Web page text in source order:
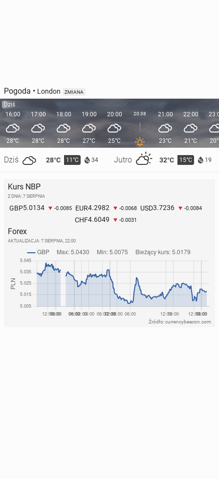
Pogoda • London ZMIANA
Dziś
16:00
28°C
Dziś 28°C 11°C 34 Jutro 32°C 15°C 19
17:00
28°C
18:00
28°C
19:00
27°C
20:00
25°C
20:38 21:00
23°C
22:00
21°C
Kurs NBP
Z DNIA: 7 SIERPNIA
GBP5.0134 -0.0085 EUR4.2982 -0.0068 USD3.7236 -0.0084
CHF4.6049 -0.0031
Forex
AKTUALIZACJA: 7 SIERPNIA, 22:00
Źródło: currencybeacon.com